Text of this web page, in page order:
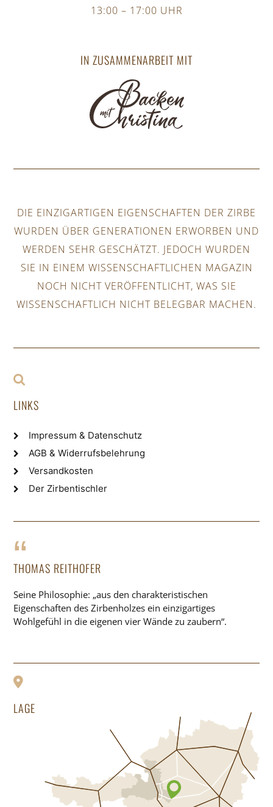
13:00 – 17:00 UHR
IN ZUSAMMENARBEIT MIT
DIE EINZIGARTIGEN EIGENSCHAFTEN DER ZIRBE
WURDEN ÜBER GENERATIONEN ERWORBEN UND
WERDEN SEHR GESCHÄTZT. JEDOCH WURDEN
SIE IN EINEM WISSENSCHAFTLICHEN MAGAZIN
NOCH NICHT VERÖFFENTLICHT, WAS SIE
WISSENSCHAFTLICH NICHT BELEGBAR MACHEN.
LINKS
Impressum & Datenschutz
AGB & Widerrufsbelehrung
Versandkosten
Der Zirbentischler
THOMAS REITHOFER
Seine Philosophie: „aus den charakteristischen
Eigenschaften des Zirbenholzes ein einzigartiges
Wohlgefühl in die eigenen vier Wände zu zaubern“.
LAGE